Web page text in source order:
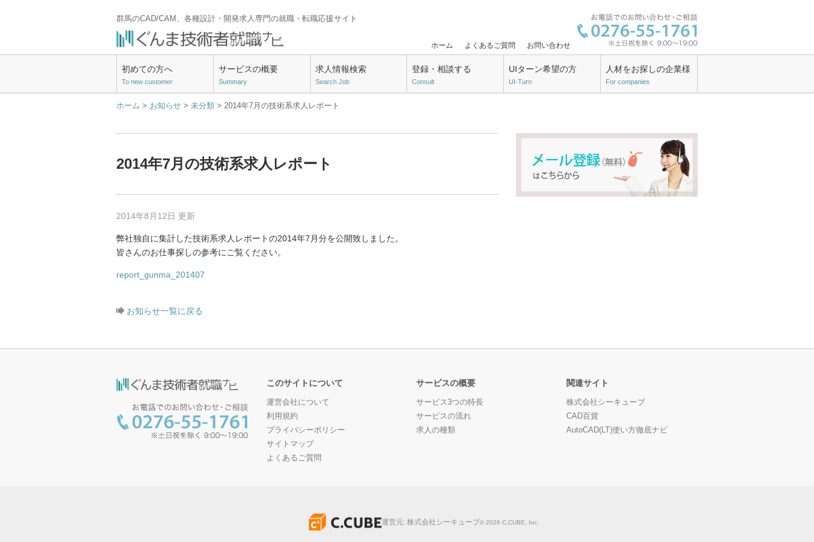
群馬のCAD/CAM、各種設計・開発求人専門の就職・転職応援サイト
ホーム よくあるご質問 お問い合わせ
初めての方へ
To new customer
サービスの概要
Summary
求人情報検索
Search Job
登録・相談する
Consult
UIターン希望の方
UI-Turn
人材をお探しの企業様
For companies
ホーム > お知らせ > 未分類 > 2014年7月の技術系求人レポート
2014年7月の技術系求人レポート
2014年8月12日 更新
弊社独自に集計した技術系求人レポートの2014年7月分を公開致しました。
皆さんのお仕事探しの参考にご覧ください。
report_gunma_201407
お知らせ一覧に戻る
このサイトについて
運営会社について
利用規約
プライバシーポリシー
サイトマップ
よくあるご質問
サービスの概要
サービス3つの特長
サービスの流れ
求人の種類
関連サイト
株式会社シーキューブ
CAD百貨
AutoCAD(LT)使い方徹底ナビ
運営元: 株式会社シーキューブ© 2026 C.CUBE, Inc.